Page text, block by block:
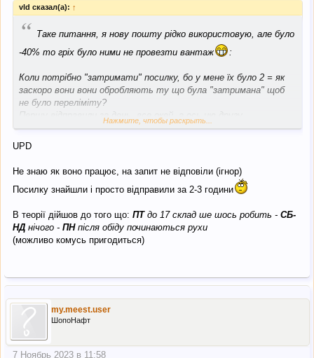
vld сказал(а): ↑
“ Таке питання, я нову пошту рідко використовую, але було
-40% то гріх було ними не провезти вантаж
:
Коли потрібно "затримати" посилку, бо у мене їх було 2 = як
заскоро вони вони обробляють ту що була "затримана" щоб
не було переліміту?
Першу відправили за день, все окей, а ось цю другу
маринують від Четверга.
Нажмите, чтобы раскрыть...
UPD
Не знаю як воно працює, на запит не відповіли (ігнор)
Посилку знайшли і просто відправили за 2-3 години
В теорії дійшов до того що: ПТдо 17 склад ше шось робить - СБ-
НД нічого - ПНпісля обіду починаються рухи
(можливо комусь пригодиться)
my.meest.user
ШопоНафт
7 Ноябрь 2023 в 11:58